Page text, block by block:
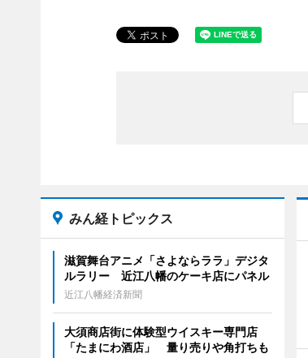
みん経トピックス
滋賀舞台アニメ「さよならララ」デジタ
ルラリー 近江八幡のケーキ店にパネル
近江八幡経済新聞
大須商店街に体験型ウイスキー専門店
「たまにわ酒店」 量り売りや角打ちも